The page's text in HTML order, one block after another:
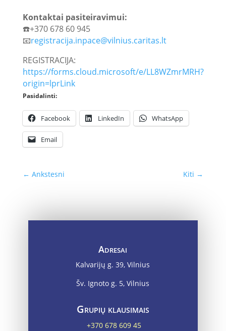
Kontaktai pasiteiravimui:
☎️+370 678 60 945
📧registracija.inpace@vilnius.caritas.lt
REGISTRACIJA:
https://forms.cloud.microsoft/e/LL8WZmrMRH?
origin=lprLink
Pasidalinti:
Facebook LinkedIn WhatsApp
Email
← Ankstesni Kiti →
Adresai
Kalvarijų g. 39, Vilnius
Šv. Ignoto g. 5, Vilnius
Grupių klausimais
+370 678 609 45